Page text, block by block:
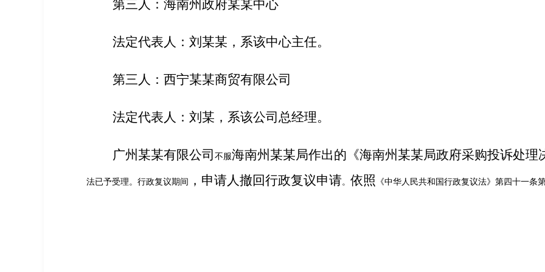
第三人： 海南州政府某某中心
法定代表人：刘 某某 ，系该中心主任。
第三人： 西宁某某商贸有限公司
法定代表人：刘 某 ，系该公司总经理。
广州某某有限公司 不服海南州 某某局作出的《海南州某某局政府采购投诉处理
法已予受理。行政复议期间 ，申请人撤回行政复议申请。 依照 《中华人民共和国行政复议法》第四十一条